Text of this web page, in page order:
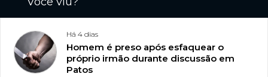
Há 4 dias
Homem é preso após esfaquear o
próprio irmão durante discussão em
Patos